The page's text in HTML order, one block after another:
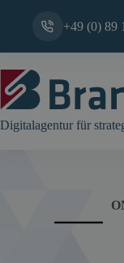
+49 (0) 89
Digitalagentur für